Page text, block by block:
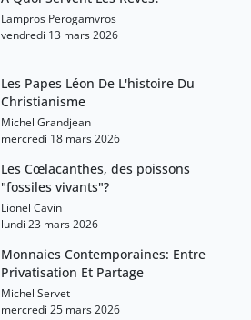
Lampros Perogamvros
vendredi 13 mars 2026
Les Papes Léon De L'histoire Du
Christianisme
Michel Grandjean
mercredi 18 mars 2026
Les Cœlacanthes, des poissons
"fossiles vivants"?
Lionel Cavin
lundi 23 mars 2026
Monnaies Contemporaines: Entre
Privatisation Et Partage
Michel Servet
mercredi 25 mars 2026